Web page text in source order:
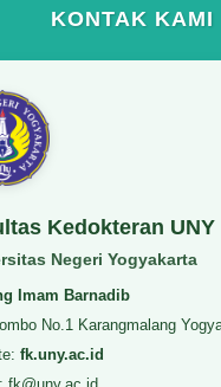
KONTAK KAMI
Kedokteran UNY
Negeri Yogyakarta
Imam Barnadib
No.1 Karangmalang
fk.uny.ac.id